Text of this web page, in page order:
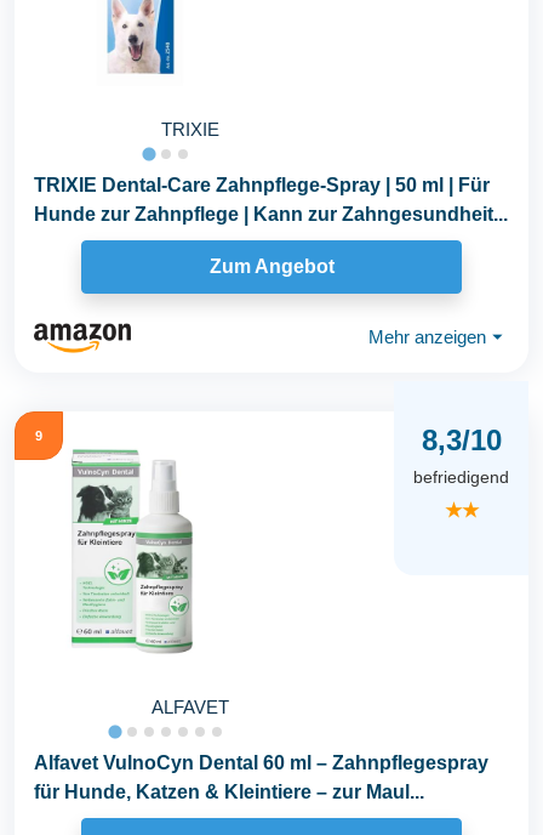
TRIXIE
TRIXIE Dental-Care Zahnpflege-Spray | 50 ml | Für
Hunde zur Zahnpflege | Kann zur Zahngesundheit...
Zum Angebot
Mehr anzeigen ⏷
9
ALFAVET
8,3/10
befriedigend
★★
Alfavet VulnoCyn Dental 60 ml – Zahnpflegespray
für Hunde, Katzen & Kleintiere – zur Maul...